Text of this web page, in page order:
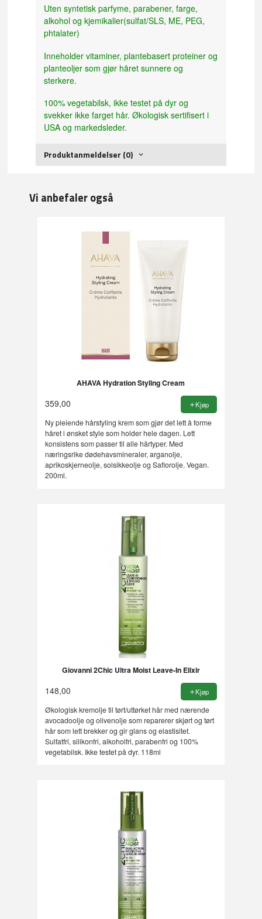
Uten syntetisk parfyme, parabener, farge,
alkohol og kjemikalier(sulfat/SLS, ME, PEG,
phtalater)
Inneholder vitaminer, plantebasert proteiner og
planteoljer som gjør håret sunnere og
sterkere.
100% vegetabilsk, ikke testet på dyr og
svekker ikke farget hår. Økologisk sertifisert i
USA og markedsleder.
Produktanmeldelser (0)
Vi anbefaler også
AHAVA Hydration Styling Cream
359,00 Kjøp
Ny pleiende hårstyling krem som gjør det lett å forme
håret i ønsket style som holder hele dagen. Lett
konsistens som passer til alle hårtyper. Med
næringsrike dødehavsmineraler, arganolje,
aprikoskjerneolje, solsikkeolje og Saflorolje. Vegan.
200ml.
Giovanni 2Chic Ultra Moist Leave-In Elixir
148,00 Kjøp
Økologisk kremolje til tørt/uttørket hår med nærende
avocadoolje og olivenolje som reparerer skjørt og tørt
hår som lett brekker og gir glans og elastisitet.
Sulfatfri, silikonfri, alkoholfri, parabenfri og 100%
vegetabilsk. Ikke testet på dyr. 118ml